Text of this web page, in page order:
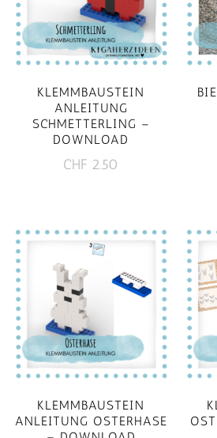
KLEMMBAUSTEIN
ANLEITUNG
SCHMETTERLING –
DOWNLOAD
CHF 2.50
KLEMMBAUSTEIN
ANLEITUNG OSTERHASE